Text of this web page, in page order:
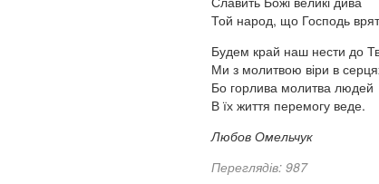
Той народ, що Господь
Будем край наш нести до
Ми з молитвою віри в
Бо горлива молитва людей
В їх життя перемогу веде.
Любов Омельчук
Переглядів: 987